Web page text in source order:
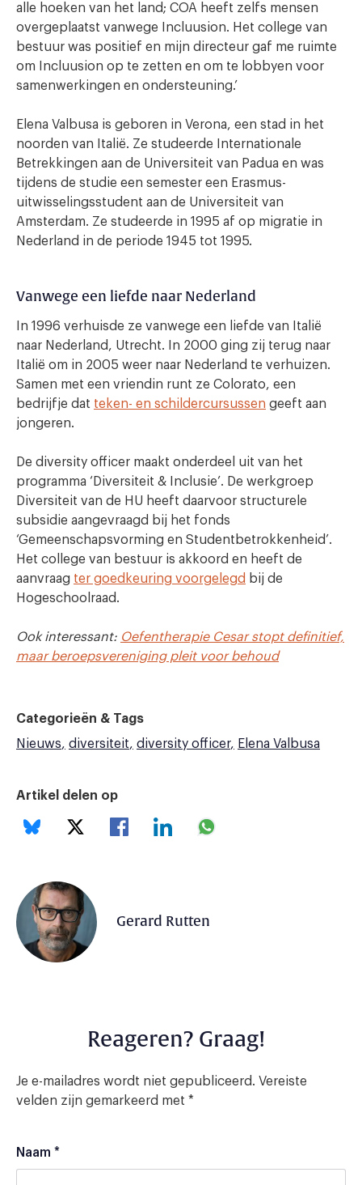
alle hoeken van het land; COA heeft zelfs mensen
overgeplaatst vanwege Incluusion. Het college van
bestuur was positief en mijn directeur gaf me ruimte
om Incluusion op te zetten en om te lobbyen voor
samenwerkingen en ondersteuning.’
Elena Valbusa is geboren in Verona, een stad in het
noorden van Italië. Ze studeerde Internationale
Betrekkingen aan de Universiteit van Padua en was
tijdens de studie een semester een Erasmus-
uitwisselingsstudent aan de Universiteit van
Amsterdam. Ze studeerde in 1995 af op migratie in
Nederland in de periode 1945 tot 1995.
Vanwege een liefde naar Nederland
In 1996 verhuisde ze vanwege een liefde van Italië
naar Nederland, Utrecht. In 2000 ging zij terug naar
Italië om in 2005 weer naar Nederland te verhuizen.
Samen met een vriendin runt ze Colorato, een
bedrijfje dat teken- en schildercursussen geeft aan
jongeren.
De diversity officer maakt onderdeel uit van het
programma ‘Diversiteit & Inclusie’. De werkgroep
Diversiteit van de HU heeft daarvoor structurele
subsidie aangevraagd bij het fonds
‘Gemeenschapsvorming en Studentbetrokkenheid’.
Het college van bestuur is akkoord en heeft de
aanvraag ter goedkeuring voorgelegd bij de
Hogeschoolraad.
Ook interessant: Oefentherapie Cesar stopt definitief,
maar beroepsvereniging pleit voor behoud
Categorieën & Tags
Nieuws
diversiteit diversity officer Elena Valbusa
Artikel delen op
Gerard Rutten
Reageren? Graag!
Je e-mailadres wordt niet gepubliceerd. Vereiste
velden zijn gemarkeerd met *
Naam *